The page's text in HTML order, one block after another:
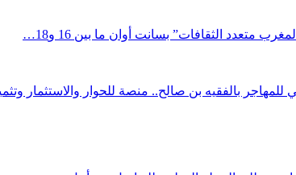
متعدد الثقافات” بسانت أوان ما بين 16 و18…
للمهاجر بالفقيه بن صالح.. منصة للحوار والاستثمار